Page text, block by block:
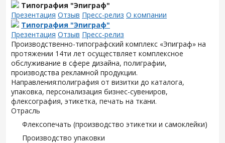
Типография "Эпиграф"
Презентация Отзыв Пресс-релиз О компании
Типография "Эпиграф"
Презентация Отзыв Пресс-релиз
Производственно-типографский комплекс «Эпиграф» на
протяжении 14ти лет осуществляет комплексное
обслуживание в сфере дизайна, полиграфии,
производства рекламной продукции.
Направления:полиграфия от визитки до каталога,
упаковка, персонализация бизнес-сувениров,
флексография, этикетка, печать на ткани.
Отрасль
Флексопечать (производство этикетки и самоклейки)
Производство упаковки